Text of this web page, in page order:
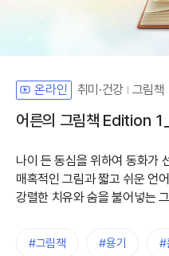
온라인 취미·건강 그림책
어른의 그림책 Edition
나이 든 동심을 위하여 동화가
매혹적인 그림과 짧고 쉬운 언
강렬한 치유와 숨을 불어넣는
#그림책 #용기 #